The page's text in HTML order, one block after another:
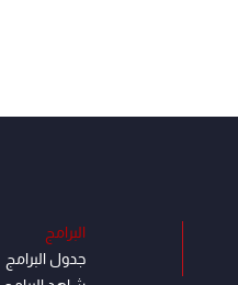
البرامج
جدول البرامج